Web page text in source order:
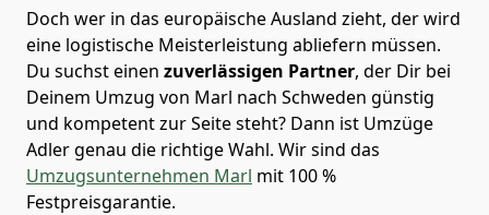
Doch wer in das europäische Ausland zieht, der wird
eine logistische Meisterleistung abliefern müssen.
Du suchst einen zuverlässigen Partner, der Dir bei
Deinem Umzug von Marl nach Schweden günstig
und kompetent zur Seite steht? Dann ist Umzüge
Adlergenau die richtige Wahl. Wir sind das
Umzugsunternehmen Marl mit 100 %
Festpreisgarantie.